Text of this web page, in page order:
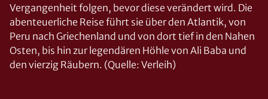
Vergangenheit folgen, bevor diese verändert wird. Die
abenteuerliche Reise führt sie über den Atlantik, von
Peru nach Griechenland und von dort tief in den Nahen
Osten, bis hin zur legendären Höhle von Ali Baba und
den vierzig Räubern. (Quelle: Verleih)